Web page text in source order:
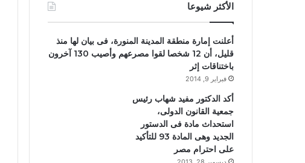
الأكثر شيوعا
أعلنت إمارة منطقة المدينة المنورة، فى بيان لها منذ
قليل، أن 12 شخصا لقوا مصرعهم وأصيب 130 آخرون
باختناقات إثر
فبراير 9, 2014
أكد الدكتور مفيد شهاب رئيس
جمعية القانون الدولى،
استحداث مادة فى الدستور
الجديد وهى المادة 93 للتأكيد
على احترام مصر